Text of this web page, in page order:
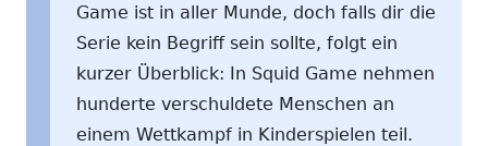
Game ist in aller Munde, doch falls dir die
Serie kein Begriff sein sollte, folgt ein
kurzer Überblick: In Squid Game nehmen
hunderte verschuldete Menschen an
einem Wettkampf in Kinderspielen teil.